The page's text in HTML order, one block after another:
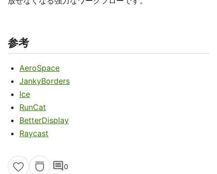
参考
AeroSpace
JankyBorders
Ice
RunCat
BetterDisplay
Raycast
comment0